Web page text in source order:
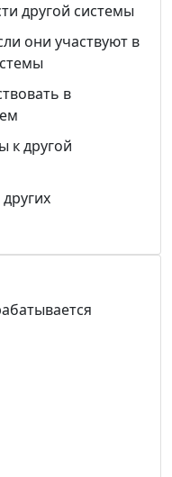
другой системы
они участвуют в
в
к другой